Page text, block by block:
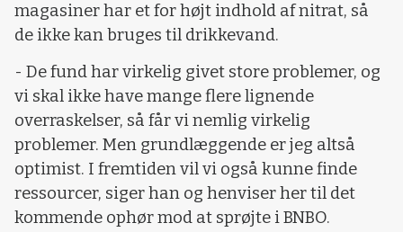
magasiner har et for højt indhold af nitrat, så
de ikke kan bruges til drikkevand.
- De fund har virkelig givet store problemer, og
vi skal ikke have mange flere lignende
overraskelser, så får vi nemlig virkelig
problemer. Men grundlæggende er jeg altså
optimist. I fremtiden vil vi også kunne finde
ressourcer, siger han og henviser her til det
kommende ophør mod at sprøjte i BNBO.